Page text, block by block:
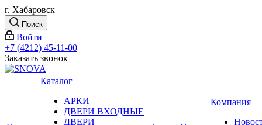
г. Хабаровск
Поиск
Войти
+7 (4212) 45-11-00
Заказать звонок
Каталог
АРКИ
ДВЕРИ ВХОДНЫЕ
ДВЕРИ
Компания